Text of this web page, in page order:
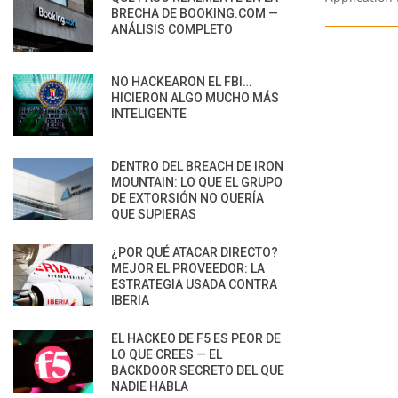
BRECHA DE BOOKING.COM —
ANÁLISIS COMPLETO
NO HACKEARON EL FBI…
HICIERON ALGO MUCHO MÁS
INTELIGENTE
DENTRO DEL BREACH DE IRON
MOUNTAIN: LO QUE EL GRUPO
DE EXTORSIÓN NO QUERÍA
QUE SUPIERAS
¿POR QUÉ ATACAR DIRECTO?
MEJOR EL PROVEEDOR: LA
ESTRATEGIA USADA CONTRA
IBERIA
EL HACKEO DE F5 ES PEOR DE
LO QUE CREES — EL
BACKDOOR SECRETO DEL QUE
NADIE HABLA